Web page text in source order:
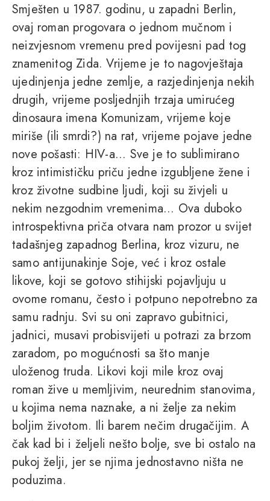
Smješten u 1987. godinu, u zapadni Berlin,
ovaj roman progovara o jednom mučnom i
neizvjesnom vremenu pred povijesni pad tog
znamenitog Zida. Vrijeme je to nagovještaja
ujedinjenja jedne zemlje, a razjedinjenja nekih
drugih, vrijeme posljednjih trzaja umirućeg
dinosaura imena Komunizam, vrijeme koje
miriše (ili smrdi?) na rat, vrijeme pojave jedne
nove pošasti: HIV-a... Sve je to sublimirano
kroz intimističku priču jedne izgubljene žene i
kroz životne sudbine ljudi, koji su živjeli u
nekim nezgodnim vremenima... Ova duboko
introspektivna priča otvara nam prozor u svijet
tadašnjeg zapadnog Berlina, kroz vizuru, ne
samo antijunakinje Soje, već i kroz ostale
likove, koji se gotovo stihijski pojavljuju u
ovome romanu, često i potpuno nepotrebno za
samu radnju. Svi su oni zapravo gubitnici,
jadnici, musavi probisvijeti u potrazi za brzom
zaradom, po mogućnosti sa što manje
uloženog truda. Likovi koji mile kroz ovaj
roman žive u memljivim, neurednim stanovima,
u kojima nema naznake, a ni želje za nekim
boljim životom. Ili barem nečim drugačijim. A
čak kad bi i željeli nešto bolje, sve bi ostalo na
pukoj želji, jer se njima jednostavno ništa ne
poduzima.